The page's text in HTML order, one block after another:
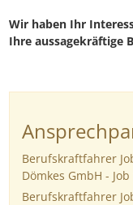
Wir haben Ihr
Ihre aussagekräftige
Berufskraftfahrer
Dömkes GmbH -
Berufskraftfahrer